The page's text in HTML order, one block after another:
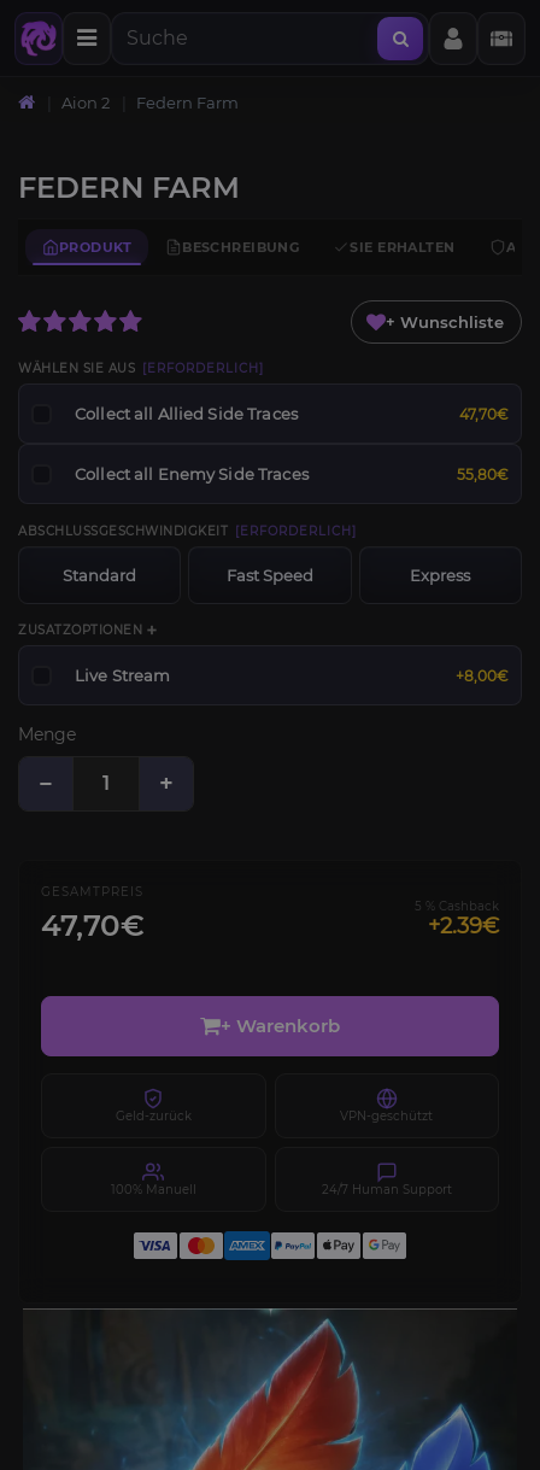
Aion 2 Federn Farm
FEDERN FARM
PRODUKT BESCHREIBUNG SIE ERHALTEN
+ Wunschliste
WÄHLEN SIE AUS [ERFORDERLICH]
Collect all Allied Side Traces 47,70€
Collect all Enemy Side Traces 55,80€
ABSCHLUSSGESCHWINDIGKEIT [ERFORDERLICH]
Standard Fast Speed Express
ZUSATZOPTIONEN ➕
Live Stream +8,00€
Menge
− +
GESAMTPREIS
47,70€
5 % Cashback
+2.39€
+ Warenkorb
Geld-zurück VPN-geschützt
100% Manuell 24/7 Human Support